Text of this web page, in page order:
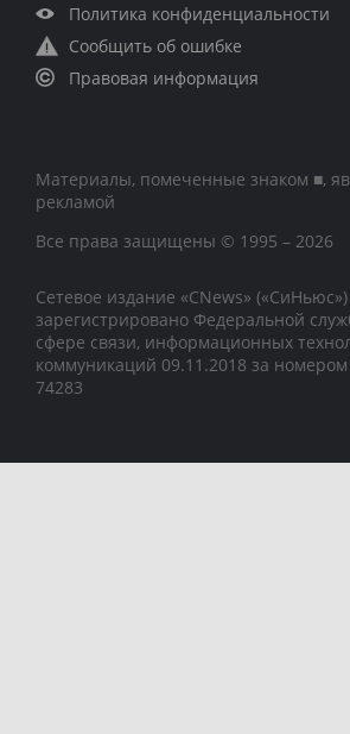
Политика конфиденциальности
Сообщить об ошибке
Правовая информация
Материалы, помеченные знаком ■,
рекламой
Все права защищены © 1995 – 2026
Сетевое издание «CNews» («СиНьюс»)
зарегистрировано Федеральной
сфере связи, информационных
коммуникаций 09.11.2018 за
74283